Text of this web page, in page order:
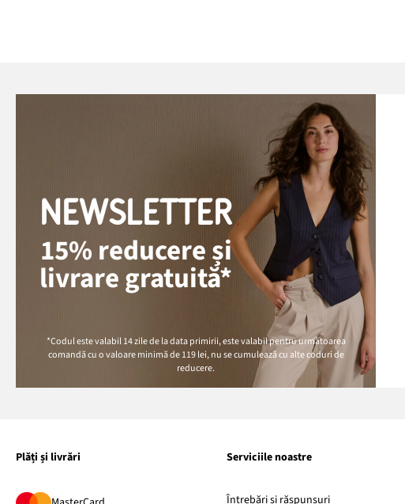
NEWSLETTER
15% reducere și
livrare gratuită*
*Codul este valabil 14 zile de la data primirii, este valabil pentru următoarea
comandă cu o valoare minimă de119 lei, nu se cumulează cu alte coduri de
reducere.
Plăți și livrări Serviciile noastre
Întrebări și răspunsuri